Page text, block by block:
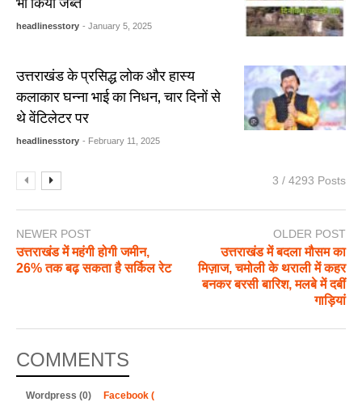
headlinesstory - January 5, 2025
उत्तराखंड के प्रसिद्ध लोक और हास्य
कलाकार घन्ना भाई का निधन, चार दिनों से
थे वेंटिलेटर पर
headlinesstory - February 11, 2025
3 / 4293 Posts
NEWER POST
उत्तराखंड में महंगी होगी जमीन,
26% तक बढ़ सकता है सर्किल रेट
OLDER POST
उत्तराखंड में बदला मौसम का
मिज़ाज, चमोली के थराली में कहर
बनकर बरसी बारिश, मलबे में दबीं
गाड़ियां
COMMENTS
Wordpress (0) Facebook (